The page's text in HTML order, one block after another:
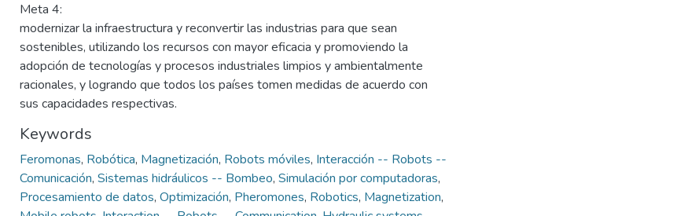
Meta 4:
modernizar la infraestructura y reconvertir las industrias para que sean
sostenibles, utilizando los recursos con mayor eficacia y promoviendo la
adopción de tecnologías y procesos industriales limpios y ambientalmente
racionales, y logrando que todos los países tomen medidas de acuerdo con
sus capacidades respectivas.
Keywords
Feromonas, Robótica, Magnetización, Robots móviles, Interacción -- Robots --
Comunicación, Sistemas hidráulicos -- Bombeo, Simulación por computadoras,
Procesamiento de datos, Optimización, Pheromones, Robotics, Magnetization,